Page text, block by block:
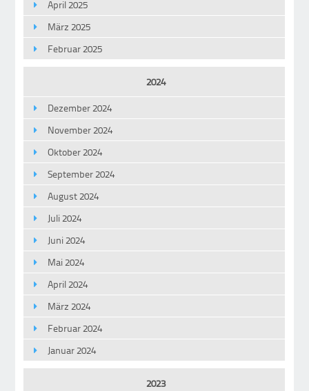
April 2025
März 2025
Februar 2025
2024
Dezember 2024
November 2024
Oktober 2024
September 2024
August 2024
Juli 2024
Juni 2024
Mai 2024
April 2024
März 2024
Februar 2024
Januar 2024
2023